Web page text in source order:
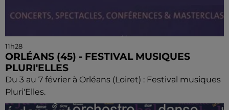
11h28
ORLÉANS (45) - FESTIVAL MUSIQUES
PLURI'ELLES
Du 3 au 7 février à Orléans (Loiret) : Festival musiques
Pluri'Elles.